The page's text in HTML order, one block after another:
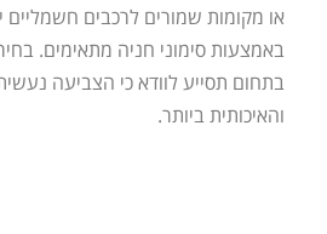
או מקומות שמורים לרכבים חשמליים
באמצעות סימוני חניה מתאימים.
בתחום תסייע לוודא כי הצביעה
והאיכותית ביותר.